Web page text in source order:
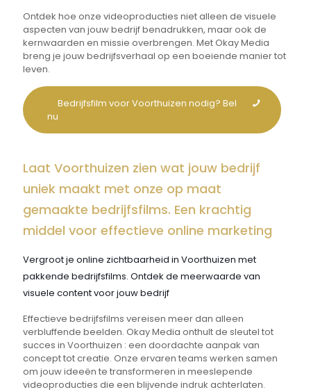
Ontdek hoe onze videoproducties niet alleen de visuele
aspecten van jouw bedrijf benadrukken, maar ook de
kernwaarden en missie overbrengen. Met Okay Media
breng je jouw bedrijfsverhaal op een boeiende manier tot
leven.
Bedrijfsfilm voor Voorthuizen nodig? Bel
nu
Laat Voorthuizen zien wat jouw bedrijf
uniek maakt met onze op maat
gemaakte bedrijfsfilms. Een krachtig
middel voor effectieve online marketing
Vergroot je online zichtbaarheid in Voorthuizen met
pakkende bedrijfsfilms. Ontdek de meerwaarde van
visuele content voor jouw bedrijf
Effectieve bedrijfsfilms vereisen meer dan alleen
verbluffende beelden. Okay Media onthult de sleutel tot
succes in Voorthuizen : een doordachte aanpak van
concept tot creatie. Onze ervaren teams werken samen
om jouw ideeën te transformeren in meeslepende
videoproducties die een blijvende indruk achterlaten.